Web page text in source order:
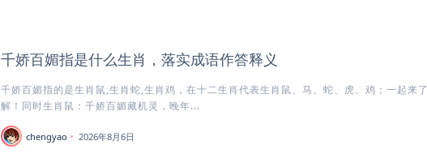
千娇百媚指是什么生肖，落实成语作答释义
千娇百媚指的是生肖鼠,生肖蛇,生肖鸡，在十二生肖代表生肖鼠、马、蛇、虎、鸡；一起来了
解！同时生肖鼠：千娇百媚藏机灵，晚年...
chengyao 2026年8月6日